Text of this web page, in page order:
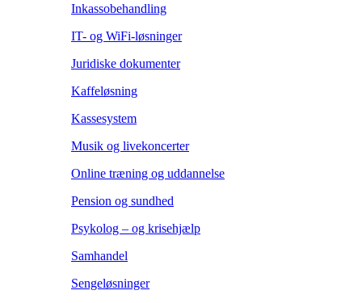
Inkassobehandling
IT- og WiFi-løsninger
Juridiske dokumenter
Kaffeløsning
Kassesystem
Musik og livekoncerter
Online træning og uddannelse
Pension og sundhed
Psykolog – og krisehjælp
Samhandel
Sengeløsninger